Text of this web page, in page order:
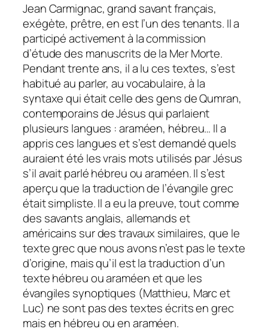
Jean Carmignac, grand savant français,
exégète, prêtre, en est l’un des tenants. Il a
participé activement à la commission
d’étude des manuscrits de la Mer Morte.
Pendant trente ans, il a lu ces textes, s’est
habitué au parler, au vocabulaire, à la
syntaxe qui était celle des gens de Qumran,
contemporains de Jésus qui parlaient
plusieurs langues : araméen, hébreu… Il a
appris ces langues et s’est demandé quels
auraient été les vrais mots utilisés par Jésus
s’il avait parlé hébreu ou araméen. Il s’est
aperçu que la traduction de l’évangile grec
était simpliste. Il a eu la preuve, tout comme
des savants anglais, allemands et
américains sur des travaux similaires, que le
texte grec que nous avons n’est pas le texte
d’origine, mais qu’il est la traduction d’un
texte hébreu ou araméen et que les
évangiles synoptiques (Matthieu, Marc et
Luc) ne sont pas des textes écrits en grec
mais en hébreu ou en araméen.